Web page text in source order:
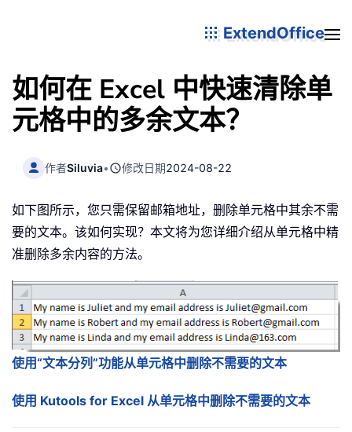
ExtendOffice
如何在 Excel 中快速清除单
元格中的多余文本？
作者Siluvia• 修改日期2024-08-22
如下图所示，您只需保留邮箱地址，删除单元格中其余不需
要的文本。该如何实现？本文将为您详细介绍从单元格中精
准删除多余内容的方法。
使用“文本分列”功能从单元格中删除不需要的文本
使用 Kutools for Excel 从单元格中删除不需要的文本